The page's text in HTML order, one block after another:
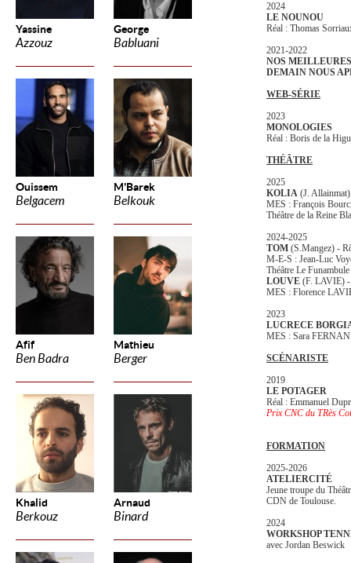
Yassine
Azzouz
George
Babluani
Ouissem
Belgacem
M'Barek
Belkouk
Afif
Ben Badra
Mathieu
Berger
Khalid
Berkouz
Arnaud
Binard
2024
LE NOUNOU
Réal : Thomas
2021-2022
NOS
DEMAIN NOUS
WEB-SÉRIE
2023
MONOLOGIES
Réal : Boris de la
THÉÂTRE
2025
KOLIA (J. Allainmat)
MES : François
Théâtre de la Reine
2024-2025
TOM (S.Mangez) -
M-E-S : Jean-Luc
Théâtre Le
LOUVE (F. LAVIE) -
MES : Florence
2023
LUCRECE
MES : Sara
SCÉNARISTE
2019
LE POTAGER
Réal : Emmanuel
Prix CNC du TRès
FORMATION
2025-2026
ATELIERCITÉ
Jeune troupe du
CDN de Toulouse.
2024
WORKSHOP
avec Jordan Beswick